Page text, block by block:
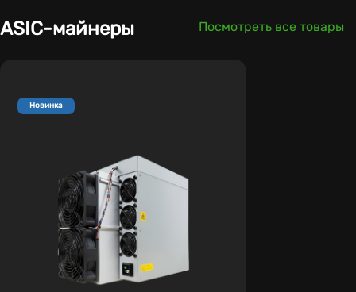
ASIC-майнеры Посмотреть все товары
Новинка